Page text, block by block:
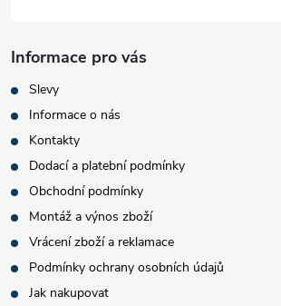
Informace pro vás
Slevy
Informace o nás
Kontakty
Dodací a platební podmínky
Obchodní podmínky
Montáž a výnos zboží
Vrácení zboží a reklamace
Podmínky ochrany osobních údajů
Jak nakupovat